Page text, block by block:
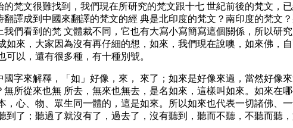
梵文很難找到，我們現在所研究的梵文跟十七 世紀前後的梵文，
譯成到中國來翻譯的梵文的經 典是北印度的梵文？南印度的梵文
們看到的梵 文體裁不同，它也有大寫小寫簡寫這個關係，所以研
來，大家因為沒有再仔細的想，如來，我們現在說噢，如來佛，
以，還有很多種，有十種別號。
字來解釋，「如」好像，來， 來了；如來是好像來過，當然好像
所從來也無 所去，無來也無去，是名如來，這樣叫如來。如來在
心、物、眾生同一體的，這是如來。所以如來也代表一切諸佛、
了；聽過了就沒有了，過去了，沒有聽到，聽而不聽，不聽而聽，